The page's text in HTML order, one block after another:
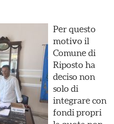
Per questo
motivo il
Comune di
Riposto ha
deciso non
solo di
integrare con
fondi propri